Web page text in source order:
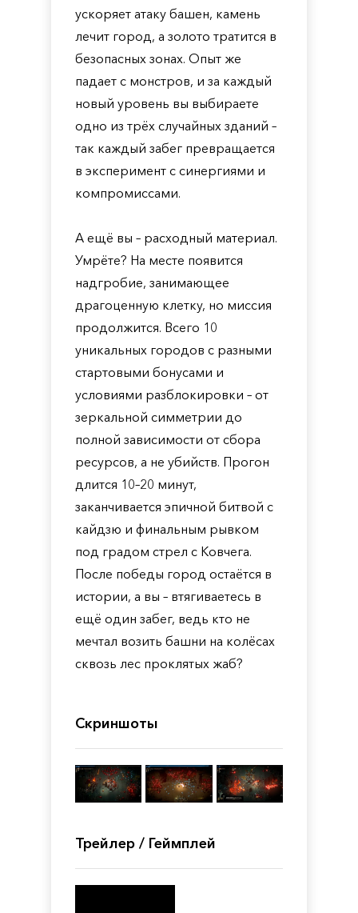
ускоряет атаку башен, камень
лечит город, а золото тратится в
безопасных зонах. Опыт же
падает с монстров, и за каждый
новый уровень вы выбираете
одно из трёх случайных зданий –
так каждый забег превращается
в эксперимент с синергиями и
компромиссами.
А ещё вы – расходный материал.
Умрёте? На месте появится
надгробие, занимающее
драгоценную клетку, но миссия
продолжится. Всего 10
уникальных городов с разными
стартовыми бонусами и
условиями разблокировки – от
зеркальной симметрии до
полной зависимости от сбора
ресурсов, а не убийств. Прогон
длится 10–20 минут,
заканчивается эпичной битвой с
кайдзю и финальным рывком
под градом стрел с Ковчега.
После победы город остаётся в
истории, а вы – втягиваетесь в
ещё один забег, ведь кто не
мечтал возить башни на колёсах
сквозь лес проклятых жаб?
Скриншоты
Трейлер / Геймплей